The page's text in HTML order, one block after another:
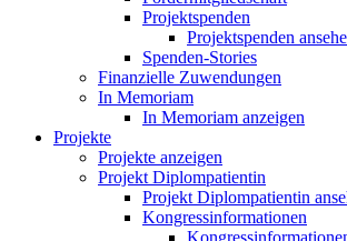
Projektspenden
Projektspenden
Spenden-Stories
Finanzielle Zuwendungen
In Memoriam
In Memoriam anzeigen
Projekte
Projekte anzeigen
Projekt Diplompatientin
Projekt Diplompatientin
Kongressinformationen